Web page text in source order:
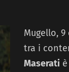
Mugello,
tra i
Maserati